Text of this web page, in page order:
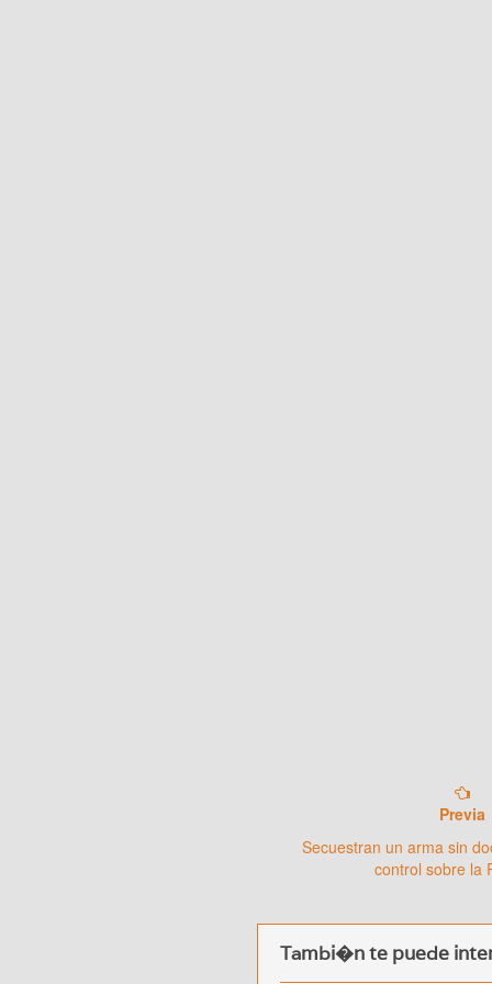
Previa
Secuestran un arma sin
control sobre la
Tambi�n te puede